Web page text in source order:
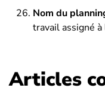
Nom du
travail assigné à
Articles